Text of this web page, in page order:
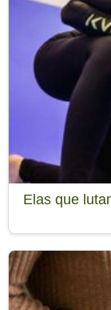
Elas que